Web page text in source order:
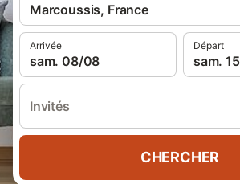
Marcoussis, France
Arrivée
sam. 08/08
Départ
sam.
Invités
CHERCHER